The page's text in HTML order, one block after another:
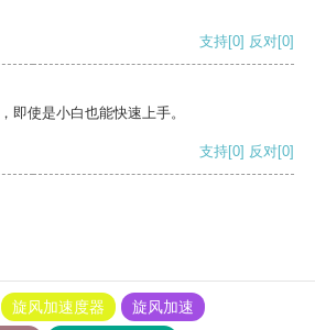
支持[0] 反对[0]
即使是小白也能快速上手。
支持[0] 反对[0]
旋风加速度器
旋风加速